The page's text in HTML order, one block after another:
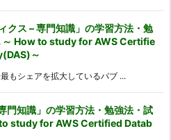
クス – 専門知識」の学習方法・勉
～ How to study for AWS Certifie
～
もシェアを拡大しているパブ ...
門知識」の学習方法・勉強法・試
study for AWS Certified Datab